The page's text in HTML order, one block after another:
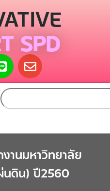
SPD
านมหาวิทยาลัย
นดิน) ปี2560